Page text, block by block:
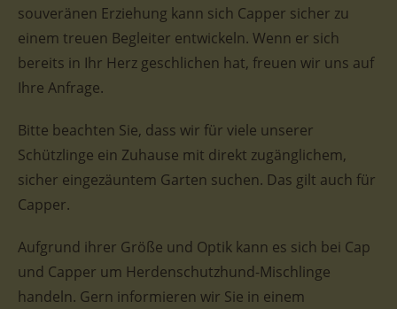
souveränen Erziehung kann sich Capper sicher zu
einem treuen Begleiter entwickeln. Wenn er sich
bereits in Ihr Herz geschlichen hat, freuen wir uns auf
Ihre Anfrage.
Bitte beachten Sie, dass wir für viele unserer
Schützlinge ein Zuhause mit direkt zugänglichem,
sicher eingezäuntem Garten suchen. Das gilt auch für
Capper.
Aufgrund ihrer Größe und Optik kann es sich bei Cap
und Capper um Herdenschutzhund-Mischlinge
handeln. Gern informieren wir Sie in einem